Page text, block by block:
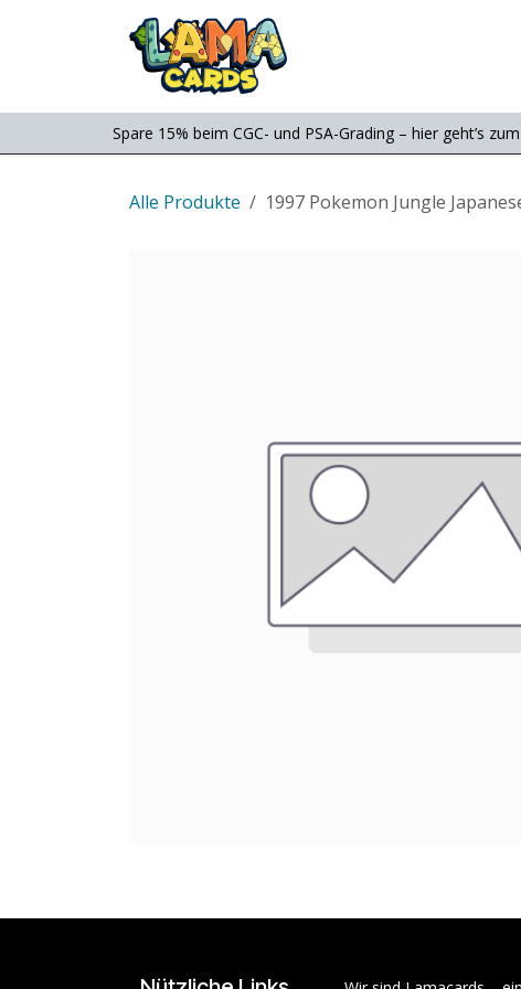
Zum Inhalt springen
Spare 15% beim CGC- und PSA-Grading – hier geht’s
Alle Produkte 1997 Pokemon Jungle